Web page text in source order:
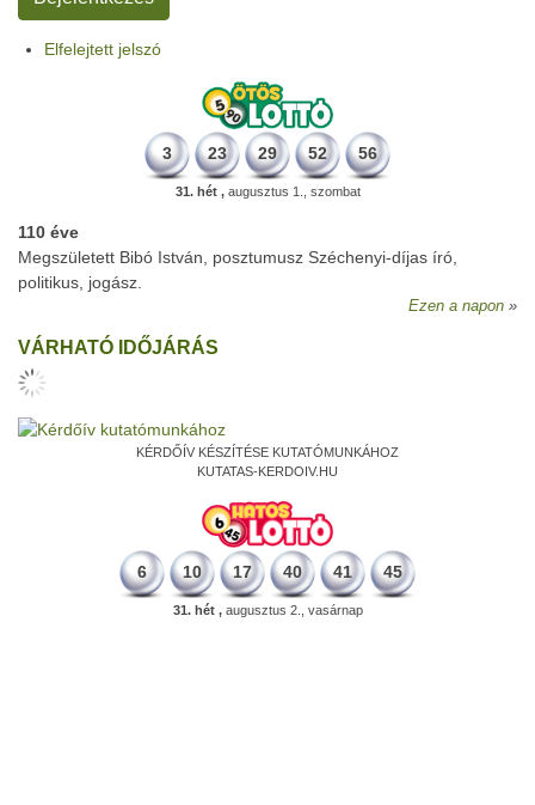
Elfelejtett jelszó
3 23 29 52 56
31. hét ,augusztus 1., szombat
110 éve
Megszületett Bibó István, posztumusz Széchenyi-díjas író,
politikus, jogász.
Ezen a napon
VÁRHATÓ IDŐJÁRÁS
KÉRDŐÍV KÉSZÍTÉSE KUTATÓMUNKÁHOZ
KUTATAS-KERDOIV.HU
6 10 17 40 41 45
31. hét ,augusztus 2., vasárnap